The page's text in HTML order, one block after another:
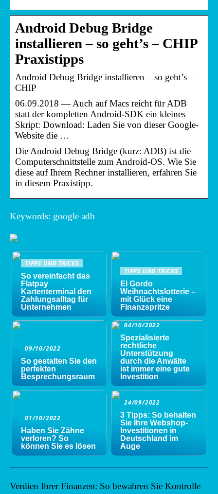
Android Debug Bridge
installieren – so geht’s – CHIP
Praxistipps
Android Debug Bridge installieren – so geht’s –
CHIP
06.09.2018 — Auch auf Macs reicht für ADB
statt der kompletten Android-SDK ein kleines
Skript: Download: Laden Sie von dieser Google-
Website die …
Die Android Debug Bridge (kurz: ADB) ist die
Computerschnittstelle zum Android-OS. Wie Sie
diese auf Ihrem Rechner installieren, erfahren Sie
in diesem Praxistipp.
Keywords: google adb
TIPPS UND TRICKS
So vereinfacht das
Flatpay
Kartenterminal den
Zahlungsalltag für
Unternehmen
TIPPS UND TRICKS
El Gordo
Weihnachtslotterie –
mit Glück eine
Finanzspritze
09/10/2022
So gestalten Sie den
perfekten
Besprechungsraum
04/10/2022
Spezialisierte
rechtliche
Unterstützung
durch die Anwälte
ist immer eine gute
Investition
01/10/2022
Haben Sie Zähne
verloren? So
können Sie es lösen
24/09/2022
3 Tipps: So behalten
Sie Ihre Webshop-
Investitionen in
Deutschland im
Auge
Verdien Ihrer Finanzen: So bewahren Sie Kontrolle